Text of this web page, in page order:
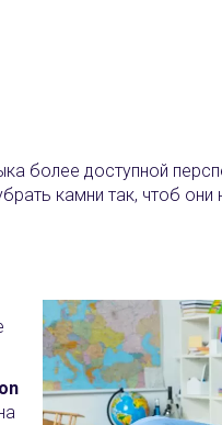
более доступной
камни так, чтоб